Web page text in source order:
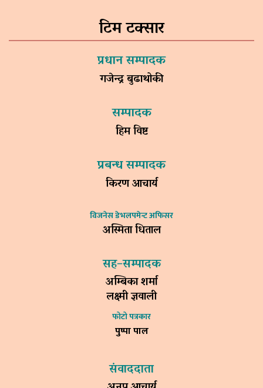
टिम टक्सार
प्रधान सम्पादक
गजेन्द्र बुढाथोकी
सम्पादक
हिम विष्ट
प्रबन्ध सम्पादक
किरण आचार्य
विजनेस डेभलपमेन्ट अफिसर
अस्मिता धिताल
सह–सम्पादक
अम्बिका शर्मा
लक्ष्मी ज्ञवाली
फोटो पत्रकार
पुष्पा पाल
संवाददाता